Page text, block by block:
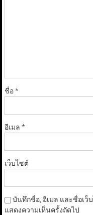
ชื่อ*
อีเมล *
เว็บไซต์
บันทึกชื่อ, อีเมล และชื่อเว็
แสดงความเห็นครั้งถัดไป